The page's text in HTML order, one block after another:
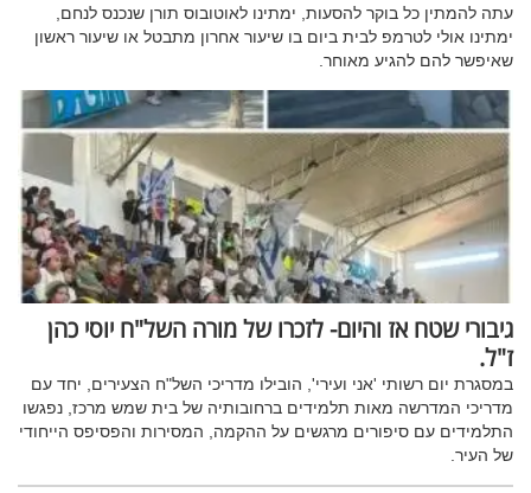
עתה להמתין כל בוקר להסעות, ימתינו לאוטובוס תורן שנכנס לנחם,
ימתינו אולי לטרמפ לבית ביום בו שיעור אחרון מתבטל או שיעור ראשון
שאיפשר להם להגיע מאוחר.
גיבורי שטח אז והיום- לזכרו של מורה השל"ח יוסי כהן
ז"ל.
במסגרת יום רשותי 'אני ועירי', הובילו מדריכי השל"ח הצעירים, יחד עם
מדריכי המדרשה מאות תלמידים ברחובותיה של בית שמש מרכז, נפגשו
התלמידים עם סיפורים מרגשים על ההקמה, המסירות והפסיפס הייחודי
של העיר.